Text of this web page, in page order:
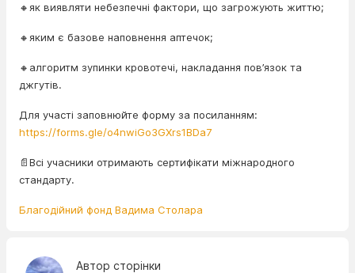
🔸як виявляти небезпечні фактори, що загрожують життю;
🔸яким є базове наповнення аптечок;
🔸алгоритм зупинки кровотечі, накладання пов’язок та
джгутів.
Для участі заповнюйте форму за посиланням:
https://forms.gle/o4nwiGo3GXrs1BDa7
📄Всі учасники отримають сертифікати міжнародного
стандарту.
Благодійний фонд Вадима Столара
Автор сторінки